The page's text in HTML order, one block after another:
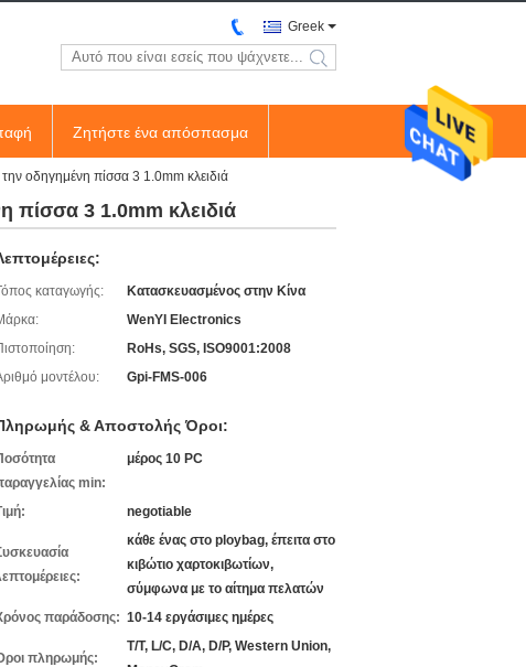
Greek
search
Ζητήστε ένα απόσπασμα
οδηγημένη πίσσα 3 1.0mm κλειδιά
πίσσα 3 1.0mm κλειδιά
καταγωγής:
Κατασκευασμένος στην Κίνα
WenYI Electronics
RoHs, SGS, ISO9001:2008
μοντέλου:
Gpi-FMS-006
& Αποστολής Όροι:
min:
μέρος 10 PC
negotiable
κάθε ένας στο ploybag, έπειτα στο
κιβώτιο χαρτοκιβωτίων,
σύμφωνα με το αίτημα πελατών
παράδοσης: 10-14 εργάσιμες ημέρες
πληρωμής:
T/T, L/C, D/A, D/P, Western Union,